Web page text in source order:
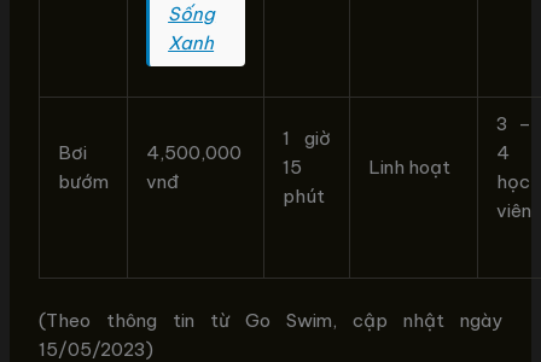
Sống
Xanh
Bơi
bướm
4,500,000
vnđ
1 giờ
15
phút
Linh hoạt
3 –
4
học
viên
(Theo thông tin từ Go Swim, cập nhật ngày
15/05/2023)